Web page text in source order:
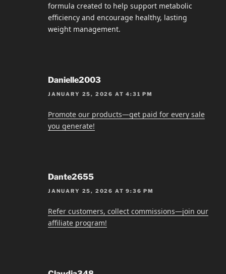
formula created to help support metabolic
efficiency and encourage healthy, lasting
weight management.
Danielle2003
JANUARY 25, 2026 AT 4:31 PM
Promote our products—get paid for every sale
you generate!
Dante2655
JANUARY 25, 2026 AT 9:36 PM
Refer customers, collect commissions—join our
affiliate program!